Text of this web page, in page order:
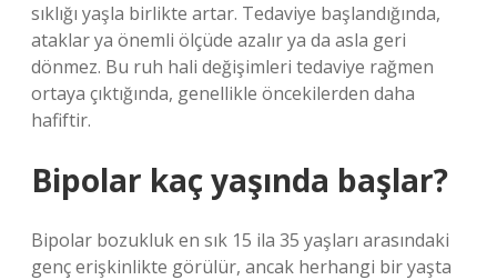
sıklığı yaşla birlikte artar. Tedaviye başlandığında,
ataklar ya önemli ölçüde azalır ya da asla geri
dönmez. Bu ruh hali değişimleri tedaviye rağmen
ortaya çıktığında, genellikle öncekilerden daha
hafiftir.
Bipolar kaç yaşında başlar?
Bipolar bozukluk en sık 15 ila 35 yaşları arasındaki
genç erişkinlikte görülür, ancak herhangi bir yaşta